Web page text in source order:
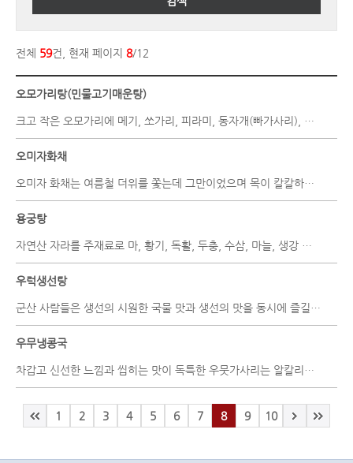
전체 59건, 현재 페이지 8/12
오모가리탕(민물고기매운탕)
크고 작은 오모가리에 메기, 쏘가리, 피라미, 동자개(빠가사리), 잡고기를 구별해 얼큰하게 끓여낸 매운탕이 오모가리탕이다.
오미자화채
오미자 화채는 여름철 더위를 쫓는데 그만이었으며 목이 칼칼하고 헛기침이 자주 나거나 할 때 거담 진해작용과 설사와 땀을 멈추게 하는 약으로도 애용되었다.
용궁탕
자연산 자라를 주재료로 마, 황기, 독활, 두충, 수삼, 마늘, 생강 등을 넣어 특유의 비법으로 조리하는 임실군의 용궁탕은 쫄깃한 질감과 맛이 일품이고 건강식품으로 인기가 높다.
우럭생선탕
군산 사람들은 생선의 시원한 국물 맛과 생선의 맛을 동시에 즐길 수 있는 생선 요리법을 연구하여 군산식 생선탕을 개발하였다.
우무냉콩국
차갑고 신선한 느낌과 씹히는 맛이 독특한 우뭇가사리는 알칼리성 식품으로 단백질, 지방이 거의 없고 대부분이 갈락토오스란 다당류로 이루어졌기 때문에 소화흡수가 잘되지 않으므로 저에너지 식품으로 많이 이용된다.
1 2 3 4 5 6 7 8 9 10